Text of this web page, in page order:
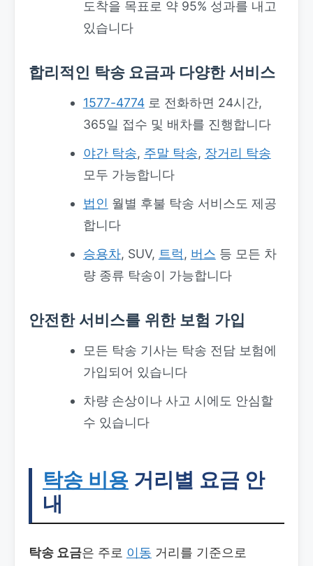
도착을 목표로 약 95% 성과를 내고
있습니다
합리적인 탁송 요금과 다양한 서비스
1577-4774로 전화하면 24시간,
365일 접수 및 배차를 진행합니다
야간 탁송, 주말 탁송, 장거리 탁송
모두 가능합니다
법인 월별 후불 탁송 서비스도 제공
합니다
승용차, SUV, 트럭, 버스 등 모든 차
량 종류 탁송이 가능합니다
안전한 서비스를 위한 보험 가입
모든 탁송 기사는 탁송 전담 보험에
가입되어 있습니다
차량 손상이나 사고 시에도 안심할
수 있습니다
탁송 비용 거리별 요금 안
내
탁송 요금은 주로 이동 거리를 기준으로